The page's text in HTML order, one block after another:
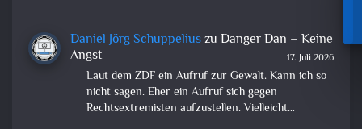
Daniel Jörg Schuppeliuszu Danger Dan – Keine
Angst
17. Juli 2026
Laut dem ZDF ein Aufruf zur Gewalt. Kann ich so
nicht sagen. Eher ein Aufruf sich gegen
Rechtsextremisten aufzustellen. Vielleicht…